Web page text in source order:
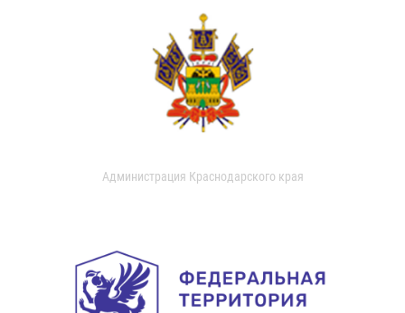
Администрация Краснодарского края